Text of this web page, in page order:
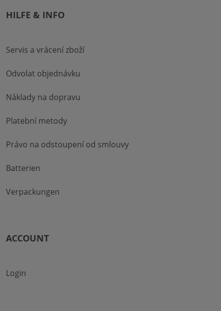
HILFE & INFO
Servis a vrácení zboží
Odvolat objednávku
Náklady na dopravu
Platební metody
Právo na odstoupení od smlouvy
Batterien
Verpackungen
ACCOUNT
Login